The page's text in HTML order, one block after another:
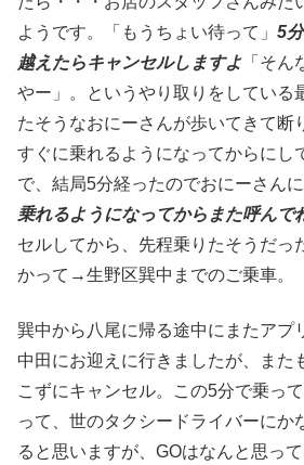
ようです。「もうちょい待って」 5
越えたらキャンセルしますよ 「そ
やー」。というやり取りをしている
たそうなおにーさんが歩いてきて断
すぐに乗れるようになってからにし
で、結局5分経ったのでおにーさんに
乗れるようになってからまた呼んで
セルしてから、先程乗りたそうだっ
かって→生野区巽中までのご乗車。
巽中から八尾に帰る途中にまたアプ
中田にお迎えに行きましたが、また
こずにキャンセル。この5分で乗っ
って、世のタクシードライバーにか
ると思いますが、GOはなんと思っ